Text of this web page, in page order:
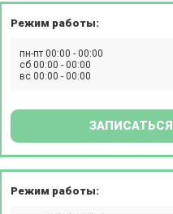
Режим работы:
пн-пт 00:00 - 00:00
сб 00:00 - 00:00
вс 00:00 - 00:00
ЗАПИСАТЬСЯ
Режим работы: